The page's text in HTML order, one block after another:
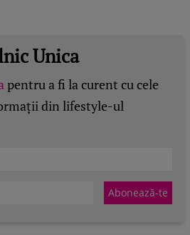
Unica
pentru a fi la curent cu cele
din lifestyle-ul